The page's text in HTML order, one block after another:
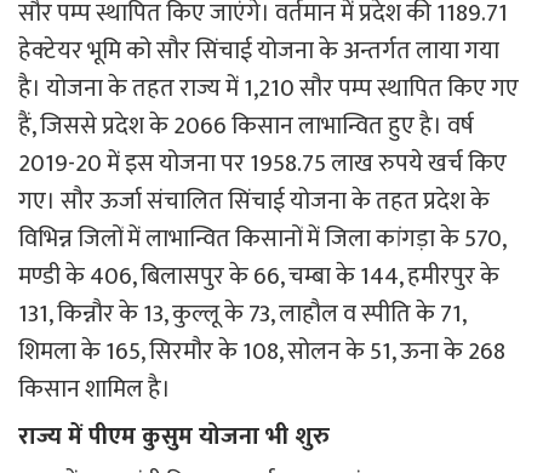
सौर पम्प स्थापित किए जाएंगे। वर्तमान में प्रदेश की 1189.71
हेक्टेयर भूमि को सौर सिंचाई योजना के अन्तर्गत लाया गया
है। योजना के तहत राज्य में 1,210 सौर पम्प स्थापित किए गए
हैं, जिससे प्रदेश के 2066 किसान लाभान्वित हुए है। वर्ष
2019-20 में इस योजना पर 1958.75 लाख रुपये खर्च किए
गए। सौर ऊर्जा संचालित सिंचाई योजना के तहत प्रदेश के
विभिन्न जिलों में लाभान्वित किसानों में जिला कांगड़ा के 570,
मण्डी के 406, बिलासपुर के 66, चम्बा के 144, हमीरपुर के
131, किन्नौर के 13, कुल्लू के 73, लाहौल व स्पीति के 71,
शिमला के 165, सिरमौर के 108, सोलन के 51, ऊना के 268
किसान शामिल है।
राज्य में पीएम कुसुम योजना भी शुरु